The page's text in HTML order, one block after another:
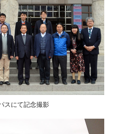
スにて記念撮影